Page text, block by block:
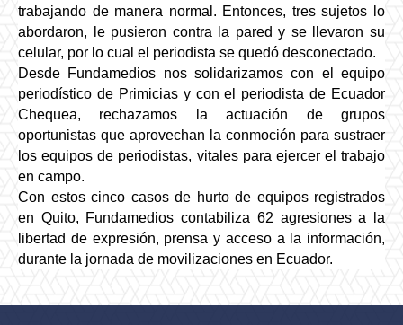
trabajando de manera normal. Entonces, tres sujetos lo
abordaron, le pusieron contra la pared y se llevaron su
celular, por lo cual el periodista se quedó desconectado.
Desde Fundamedios nos solidarizamos con el equipo
periodístico de Primicias y con el periodista de Ecuador
Chequea, rechazamos la actuación de grupos
oportunistas que aprovechan la conmoción para sustraer
los equipos de periodistas, vitales para ejercer el trabajo
en campo.
Con estos cinco casos de hurto de equipos registrados
en Quito, Fundamedios contabiliza 62 agresiones a la
libertad de expresión, prensa y acceso a la información,
durante la jornada de movilizaciones en Ecuador.